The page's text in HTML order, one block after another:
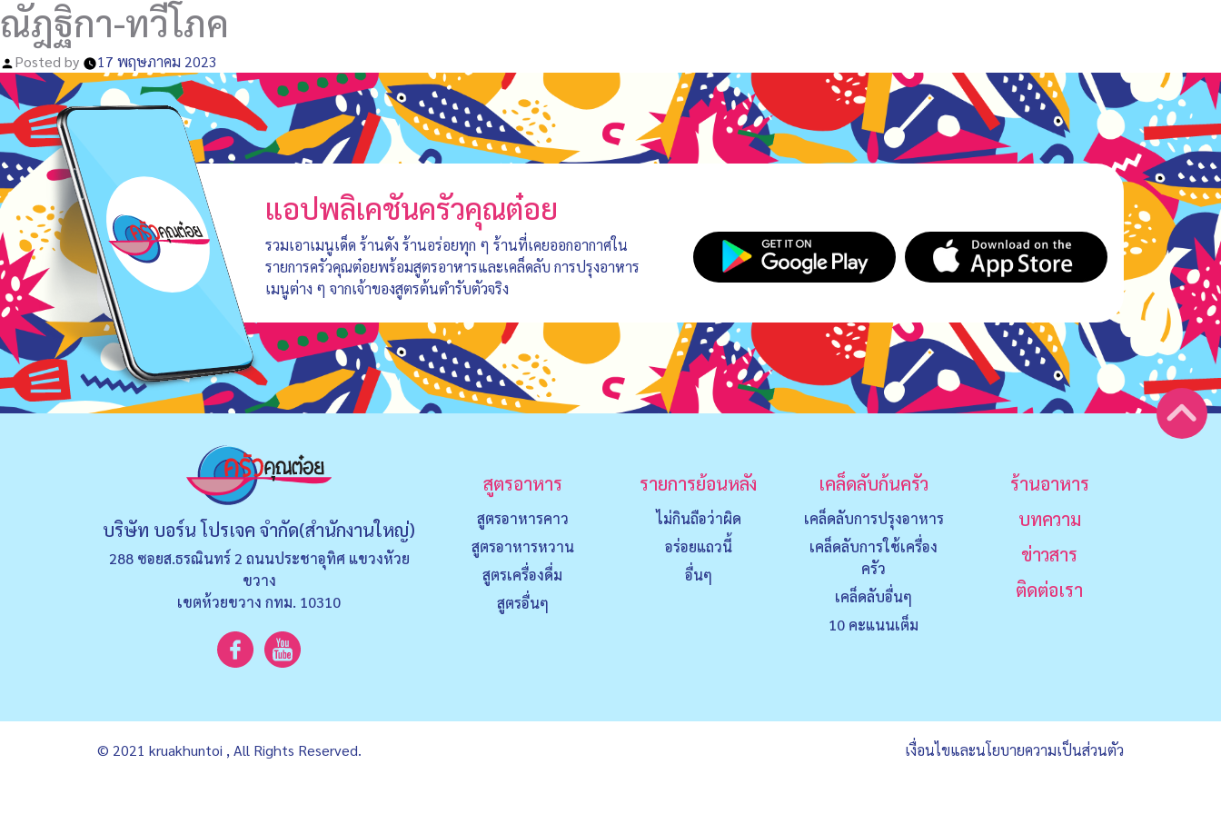
ณัฎฐิกา-ทวีโภค
Posted by 17 พฤษภาคม 2023
แอปพลิเคชันครัวคุณต๋อย
รวมเอาเมนูเด็ด ร้านดัง ร้านอร่อยทุก ๆ ร้านที่เคยออกอากาศใน
รายการครัวคุณต๋อยพร้อมสูตรอาหารและเคล็ดลับ การปรุงอาหาร
เมนูต่าง ๆ จากเจ้าของสูตรต้นตำรับตัวจริง
บริษัท บอร์น โปรเจค จำกัด(สำนักงานใหญ่)
288 ซอยส.ธรณินทร์ 2 ถนนประชาอุทิศ แขวงหัวย
ขวาง
เขตห้วยขวาง กทม. 10310
สูตรอาหาร
สูตรอาหารคาว
สูตรอาหารหวาน
สูตรเครื่องดื่ม
สูตรอื่นๆ
รายการย้อนหลัง
ไม่กินถือว่าผิด
อร่อยแถวนี้
อื่นๆ
เคล็ดลับก้นครัว
เคล็ดลับการปรุงอาหาร
เคล็ดลับการใช้เครื่อง
ครัว
เคล็ดลับอื่นๆ
10 คะแนนเต็ม
ร้านอาหาร
บทความ
ข่าวสาร
ติดต่อเรา
เงื่อนไขและนโยบายความเป็นส่วนตัว
© 2021 kruakhuntoi , All Rights Reserved.